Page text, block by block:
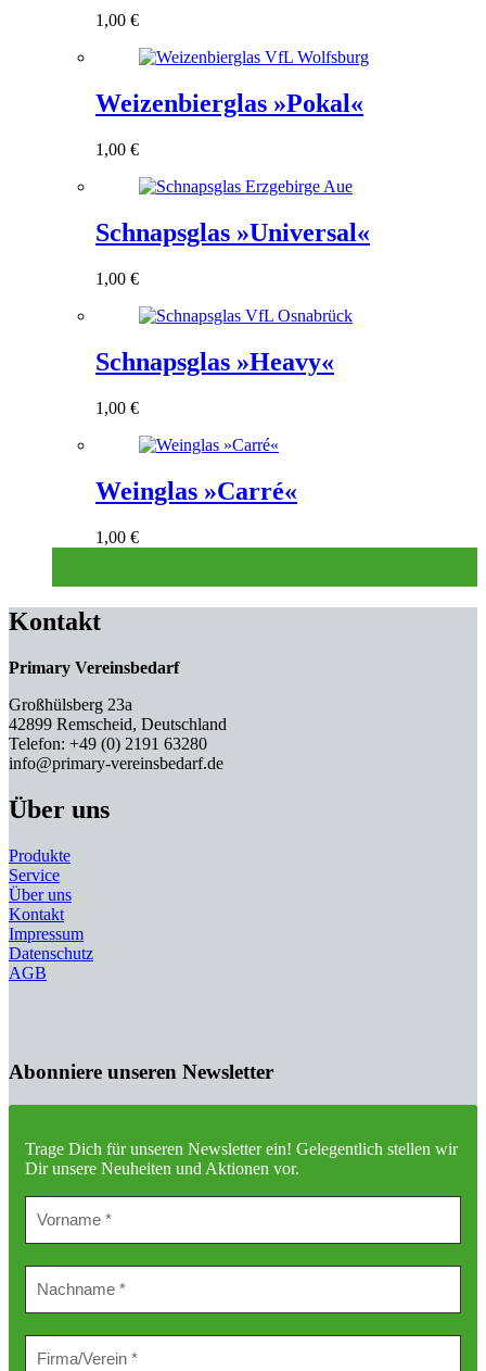
1,00 €
Weizenbierglas »Pokal«
1,00 €
Schnapsglas »Universal«
1,00 €
Schnapsglas »Heavy«
1,00 €
Weinglas »Carré«
1,00 €
Kontakt
Primary Vereinsbedarf
Großhülsberg 23a
42899 Remscheid, Deutschland
Telefon: +49 (0) 2191 63280
info@primary-vereinsbedarf.de
Über uns
Produkte
Service
Über uns
Kontakt
Impressum
Datenschutz
AGB
Abonniere unseren Newsletter
Trage Dich für unseren Newsletter ein! Gelegentlich stellen wir
Dir unsere Neuheiten und Aktionen vor.